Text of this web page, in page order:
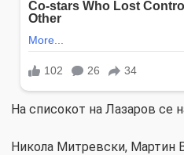
На списокот на Лазаров се
Никола Митревски, Мартин